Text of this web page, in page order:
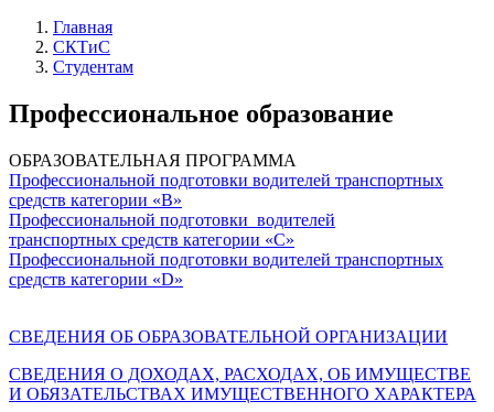
Главная
СКТиС
Студентам
Профессиональное образование
ОБРАЗОВАТЕЛЬНАЯ ПРОГРАММА
Профессиональной подготовки водителей транспортных
средств категории «В»
Профессиональной подготовки водителей
транспортных средств категории «С»
Профессиональной подготовки водителей транспортных
средств категории «D»
СВЕДЕНИЯ ОБ ОБРАЗОВАТЕЛЬНОЙ ОРГАНИЗАЦИИ
СВЕДЕНИЯ О ДОХОДАХ, РАСХОДАХ, ОБ ИМУЩЕСТВЕ
И ОБЯЗАТЕЛЬСТВАХ ИМУЩЕСТВЕННОГО ХАРАКТЕРА